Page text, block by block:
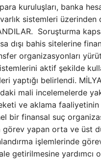
kuruluşları, banka
sistemleri üzerinden
Soruşturma
dışı bahis sitelerine
organizasyonları
aktif şekilde
yaptığı belirlendi.
mali incelemelerde
ve aklama
bir finansal suç
görev yapan orta ve üst
işlemlerinde
getirilmesine yardımcı